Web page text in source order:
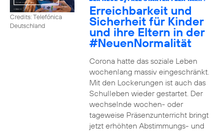
Credits: Telefónica
Deutschland
2
Erreichbarkeit und
Sicherheit für Kinder
und ihre Eltern in der
#NeuenNormalität
Corona hatte das soziale Leben
wochenlang massiv eingeschränkt.
Mit den Lockerungen ist auch das
Schulleben wieder gestartet. Der
wechselnde wochen- oder
tageweise Präsenzunterricht bringt
jetzt erhöhten Abstimmungs- und